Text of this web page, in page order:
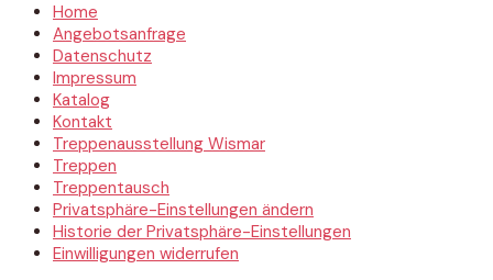
Home
Angebotsanfrage
Datenschutz
Impressum
Katalog
Kontakt
Treppenausstellung Wismar
Treppen
Treppentausch
Privatsphäre-Einstellungen ändern
Historie der Privatsphäre-Einstellungen
Einwilligungen widerrufen